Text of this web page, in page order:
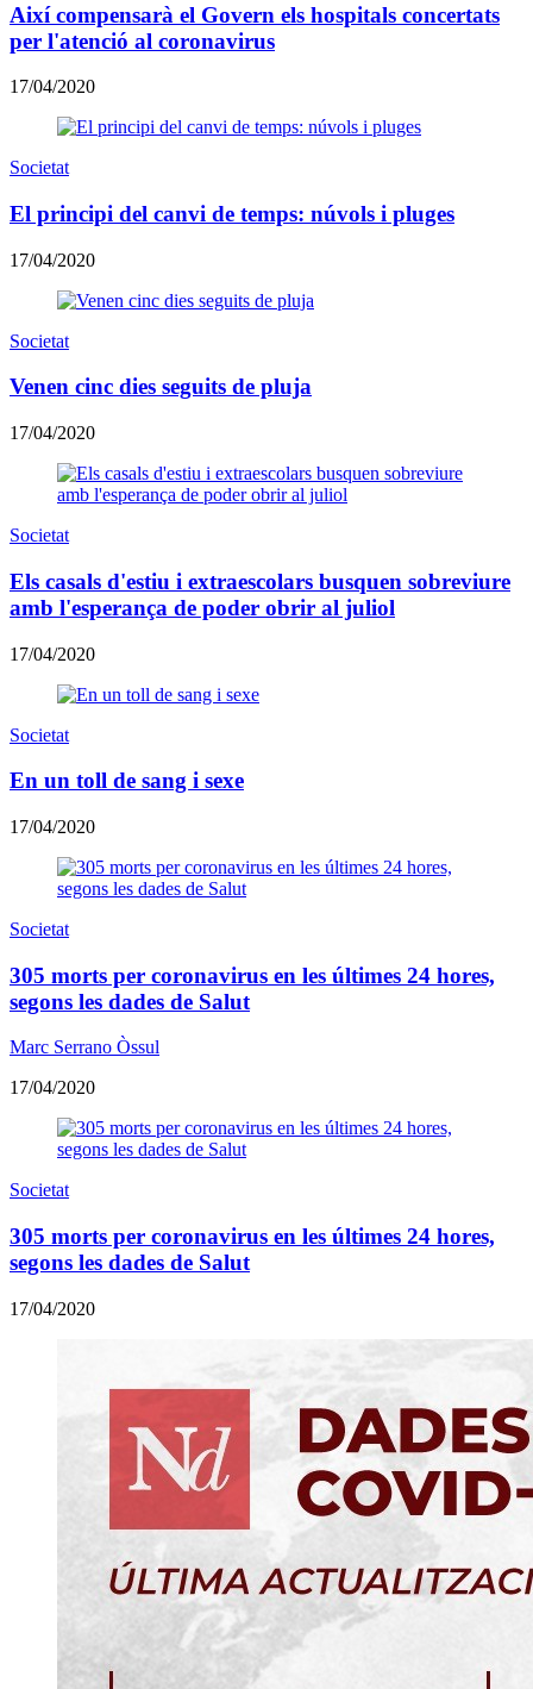
Així compensarà el Govern els hospitals concertats
per l'atenció al coronavirus
17/04/2020
Societat
El principi del canvi de temps: núvols i pluges
17/04/2020
Societat
Venen cinc dies seguits de pluja
17/04/2020
Societat
Els casals d'estiu i extraescolars busquen sobreviure
amb l'esperança de poder obrir al juliol
17/04/2020
Societat
En un toll de sang i sexe
17/04/2020
Societat
305 morts per coronavirus en les últimes 24 hores,
segons les dades de Salut
Marc Serrano Òssul
17/04/2020
Societat
305 morts per coronavirus en les últimes 24 hores,
segons les dades de Salut
17/04/2020